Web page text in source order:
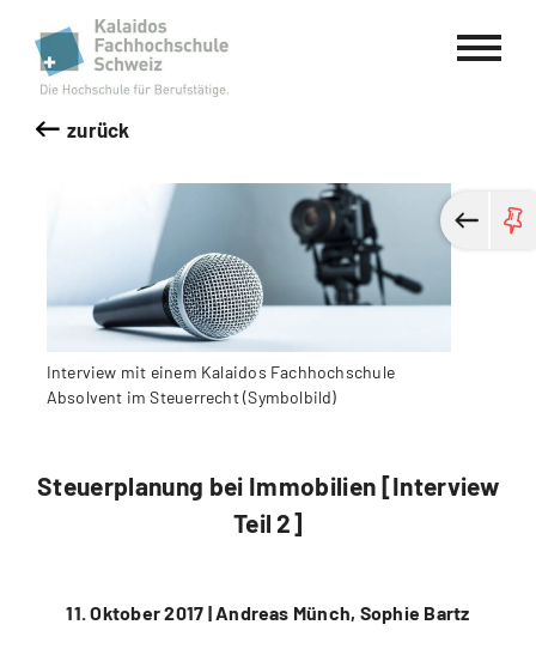
Kalaidos Fachhochschule Schweiz
zurück
Interview mit einem Kalaidos Fachhochschule
Absolvent im Steuerrecht (Symbolbild)
Steuerplanung bei Immobilien [Interview
Teil 2]
11. Oktober 2017 |Andreas Münch, Sophie Bartz